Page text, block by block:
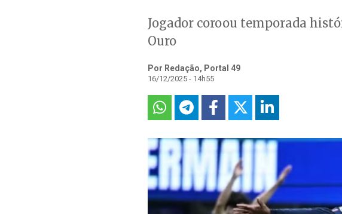
Jogador coroou temporada
Ouro
Por Redação, Portal 49
16/12/2025 - 14h55